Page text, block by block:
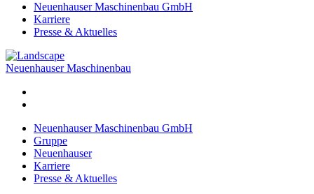
Neuenhauser Maschinenbau GmbH
Karriere
Presse & Aktuelles
Neuenhauser Maschinenbau
Neuenhauser Maschinenbau GmbH
Gruppe
Neuenhauser
Karriere
Presse & Aktuelles